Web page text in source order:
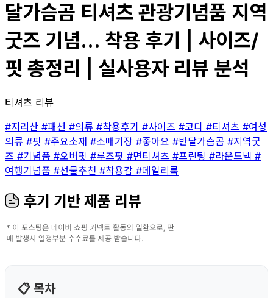
달가슴곰 티셔츠 관광기념품 지역
굿즈 기념... 착용 후기 | 사이즈/
핏 총정리 | 실사용자 리뷰 분석
티셔츠 리뷰
#지리산 #패션 #의류 #착용후기 #사이즈 #코디 #티셔츠 #여성
의류 #핏 #주요소재 #소매기장 #좋아요 #반달가슴곰 #지역굿
즈 #기념품 #오버핏 #루즈핏 #면티셔츠 #프린팅 #라운드넥 #
여행기념품 #선물추천 #착용감 #데일리룩
후기 기반 제품 리뷰
📋 목차